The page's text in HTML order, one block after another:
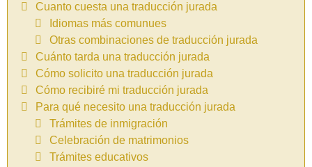
Cuanto cuesta una traducción jurada
Idiomas más comunues
Otras combinaciones de traducción jurada
Cuánto tarda una traducción jurada
Cómo solicito una traducción jurada
Cómo recibiré mi traducción jurada
Para qué necesito una traducción jurada
Trámites de inmigración
Celebración de matrimonios
Trámites educativos